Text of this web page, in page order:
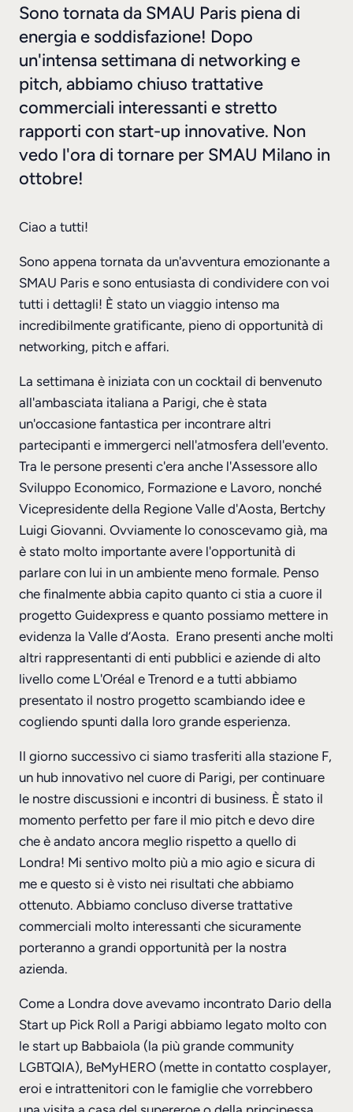
Sono tornata da SMAU Paris piena di
energia e soddisfazione! Dopo
un'intensa settimana di networking e
pitch, abbiamo chiuso trattative
commerciali interessanti e stretto
rapporti con start-up innovative. Non
vedo l'ora di tornare per SMAU Milano in
ottobre!
Ciao a tutti!
Sono appena tornata da un'avventura emozionante a
SMAU Paris e sono entusiasta di condividere con voi
tutti i dettagli! È stato un viaggio intenso ma
incredibilmente gratificante, pieno di opportunità di
networking, pitch e affari.
La settimana è iniziata con un cocktail di benvenuto
all'ambasciata italiana a Parigi, che è stata
un'occasione fantastica per incontrare altri
partecipanti e immergerci nell'atmosfera dell'evento.
Tra le persone presenti c'era anche l'Assessore allo
Sviluppo Economico, Formazione e Lavoro, nonché
Vicepresidente della Regione Valle d'Aosta, Bertchy
Luigi Giovanni. Ovviamente lo conoscevamo già, ma
è stato molto importante avere l'opportunità di
parlare con lui in un ambiente meno formale. Penso
che finalmente abbia capito quanto ci stia a cuore il
progetto Guidexpress e quanto possiamo mettere in
evidenza la Valle d’Aosta. Erano presenti anche molti
altri rappresentanti di enti pubblici e aziende di alto
livello come L'Oréal e Trenord e a tutti abbiamo
presentato il nostro progetto scambiando idee e
cogliendo spunti dalla loro grande esperienza.
Il giorno successivo ci siamo trasferiti alla stazione F,
un hub innovativo nel cuore di Parigi, per continuare
le nostre discussioni e incontri di business. È stato il
momento perfetto per fare il mio pitch e devo dire
che è andato ancora meglio rispetto a quello di
Londra! Mi sentivo molto più a mio agio e sicura di
me e questo si è visto nei risultati che abbiamo
ottenuto. Abbiamo concluso diverse trattative
commerciali molto interessanti che sicuramente
porteranno a grandi opportunità per la nostra
azienda.
Come a Londra dove avevamo incontrato Dario della
Start up Pick Roll a Parigi abbiamo legato molto con
le start up Babbaiola (la più grande community
LGBTQIA), BeMyHERO (mette in contatto cosplayer,
eroi e intrattenitori con le famiglie che vorrebbero